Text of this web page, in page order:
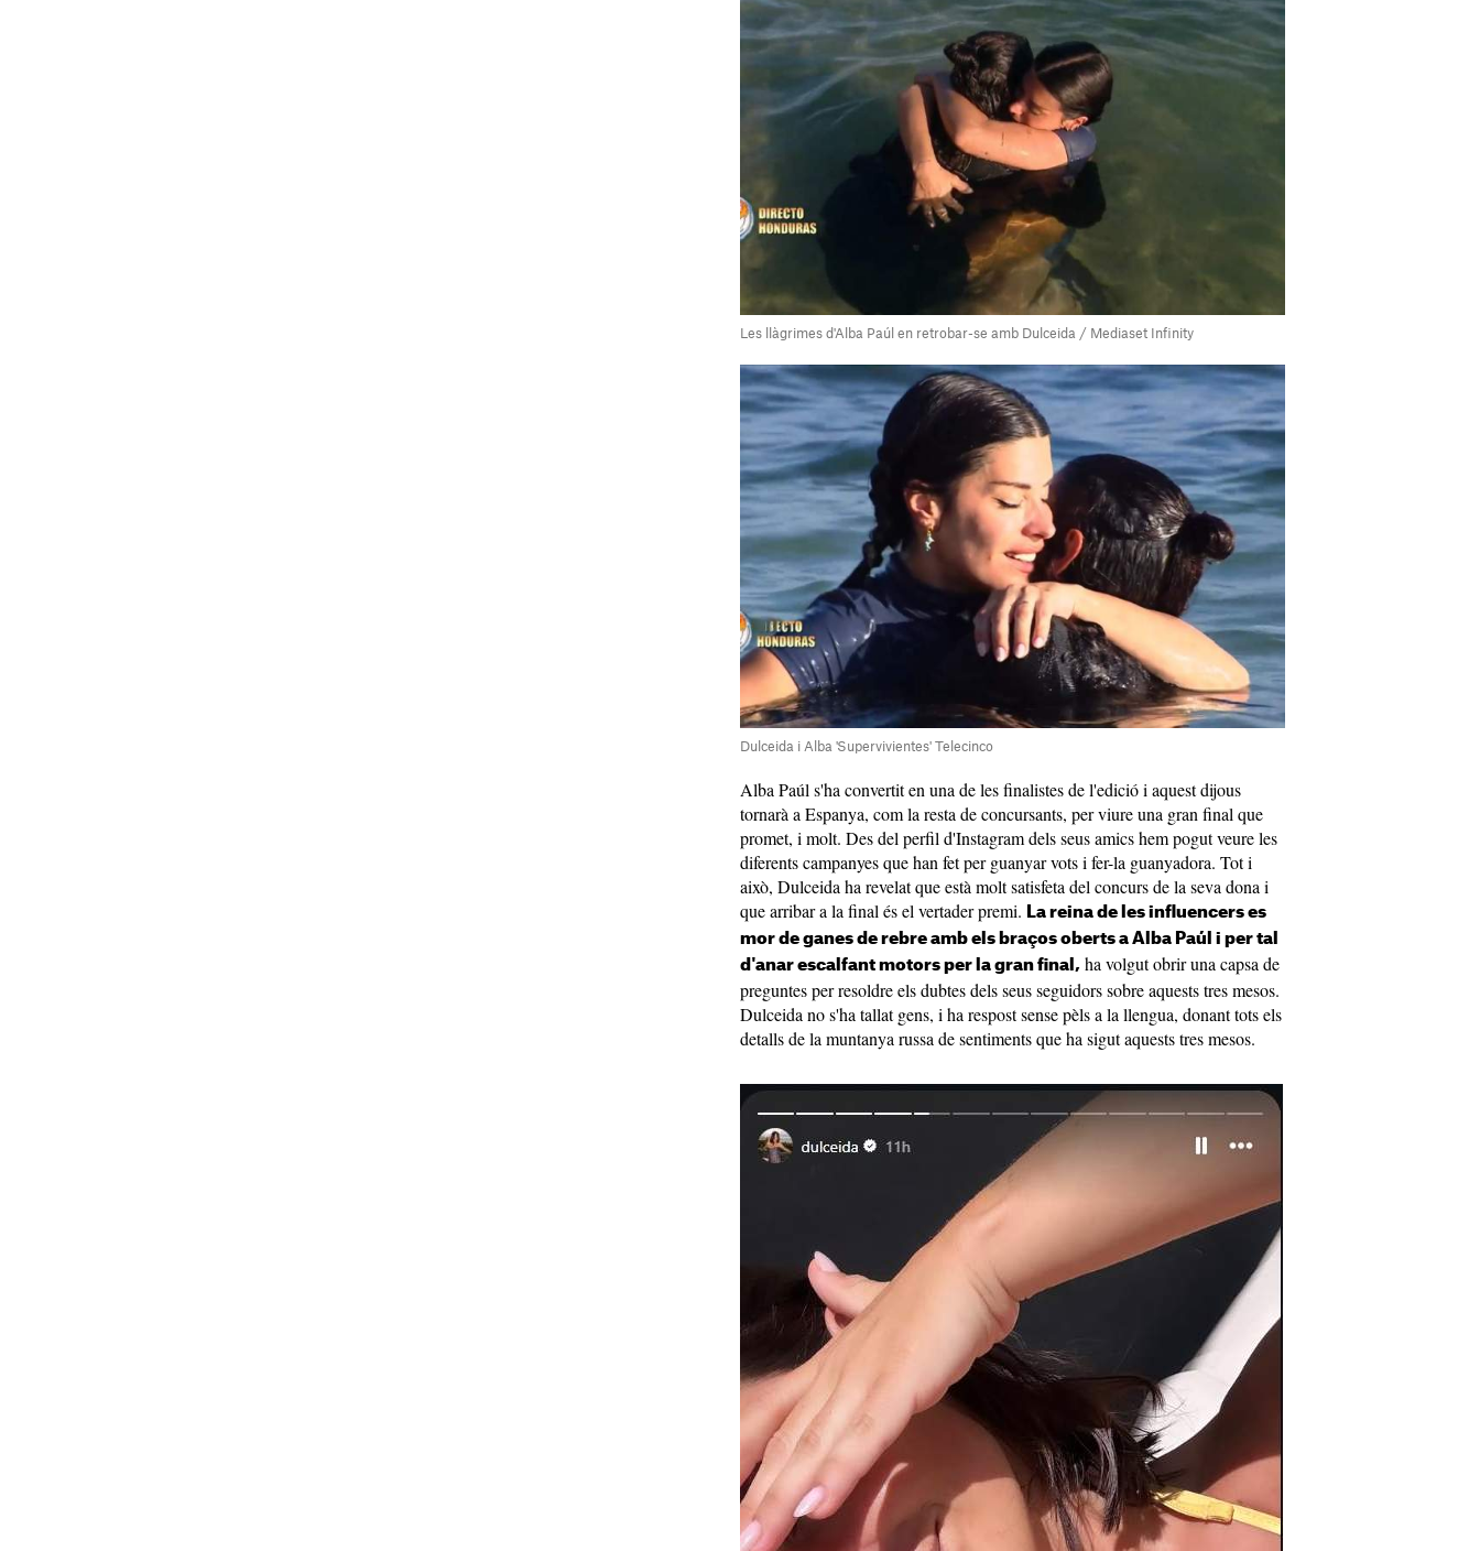
Les llàgrimes d'Alba Paúl en retrobar-se amb Dulceida / Mediaset Infinity
Dulceida i Alba 'Supervivientes' Telecinco
Alba Paúl s'ha convertit en una de les finalistes de l'edició i aquest dijous
tornarà a Espanya, com la resta de concursants, per viure una gran final que
promet, i molt. Des del perfil d'Instagram dels seus amics hem pogut veure les
diferents campanyes que han fet per guanyar vots i fer-la guanyadora. Tot i
això, Dulceida ha revelat que està molt satisfeta del concurs de la seva dona i
que arribar a la final és el vertader premi. La reina de les influencers es
mor de ganes de rebre amb els braços oberts a Alba Paúl i per tal
d'anar escalfant motors per la gran final, ha volgut obrir una capsa de
preguntes per resoldre els dubtes dels seus seguidors sobre aquests tres mesos.
Dulceida no s'ha tallat gens, i ha respost sense pèls a la llengua, donant tots els
detalls de la muntanya russa de sentiments que ha sigut aquests tres mesos.